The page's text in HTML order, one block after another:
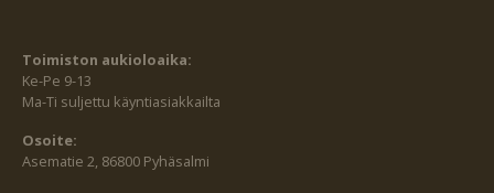
Toimiston aukioloaika:
Ke-Pe 9-13
Ma-Ti suljettu käyntiasiakkailta
Osoite:
Asematie 2, 86800 Pyhäsalmi